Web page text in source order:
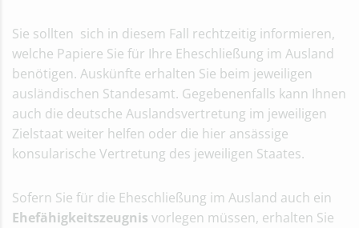
Sie sollten sich in diesem Fall rechtzeitig informieren,
welche Papiere Sie für Ihre Eheschließung im Ausland
benötigen. Auskünfte erhalten Sie beim jeweiligen
ausländischen Standesamt. Gegebenenfalls kann Ihnen
auch die deutsche Auslandsvertretung im jeweiligen
Zielstaat weiter helfen oder die hier ansässige
konsularische Vertretung des jeweiligen Staates.
Sofern Sie für die Eheschließung im Ausland auch ein
Ehefähigkeitszeugnis vorlegen müssen, erhalten Sie